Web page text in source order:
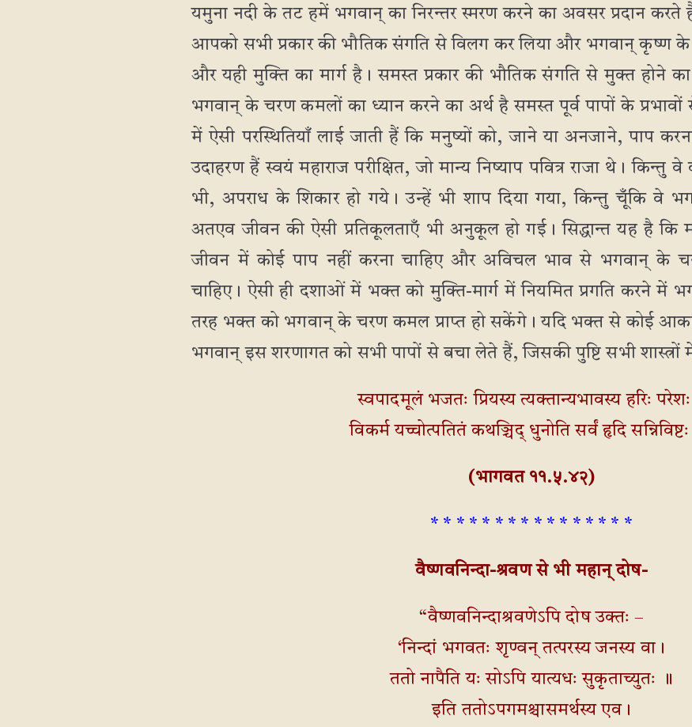
यमुना नदी के तट हमें भगवान् का निरन्तर स्मरण करने का अवसर प्रदान करते
आपको सभी प्रकार की भौतिक संगति से विलग कर लिया और भगवान् कृष्ण
और यही मुक्ति का मार्ग है। समस्त प्रकार की भौतिक संगति से मुक्त होने
भगवान् के चरण कमलों का ध्यान करने का अर्थ है समस्त पूर्व पापों के
में ऐसी परस्थितियाँ लाई जाती हैं कि मनुष्यों को, जाने या अनजाने, पाप
उदाहरण हैं स्वयं महाराज परीक्षित, जो मान्य निष्याप पवित्र राजा थे। किन्तु
भी, अपराध के शिकार हो गये। उन्हें भी शाप दिया गया, किन्तु चूँकि वे
अतएव जीवन की ऐसी प्रतिकूलताएँ भी अनुकूल हो गई। सिद्धान्त यह है
जीवन में कोई पाप नहीं करना चाहिए और अविचल भाव से भगवान् के
चाहिए। ऐसी ही दशाओं में भक्त को मुक्ति-मार्ग में नियमित प्रगति करने में
तरह भक्त को भगवान् के चरण कमल प्राप्त हो सकेंगे। यदि भक्त से कोई
भगवान् इस शरणागत को सभी पापों से बचा लेते हैं, जिसकी पुष्टि सभी शास्त्रों
स्वपादमूलं भजतः प्रियस्य त्यक्तान्यभावस्य हरिः
विकर्म यच्चोत्पतितं कथञ्चिद् धुनोति सर्वं हृदि
(भागवत ११.५.४२)
* * * * * * * * * * * * * * * *
वैष्णवनिन्दा-श्रवण से भी महान् दोष-
“वैष्णवनिन्दाश्रवणेऽपि दोष उक्तः –
‘निन्दां भगवतः शृण्वन् तत्परस्य जनस्य वा।
ततो नापैति यः सोऽपि यात्यधः सुकृताच्युतः ॥
इति ततोऽपगमश्चासमर्थस्य एव।